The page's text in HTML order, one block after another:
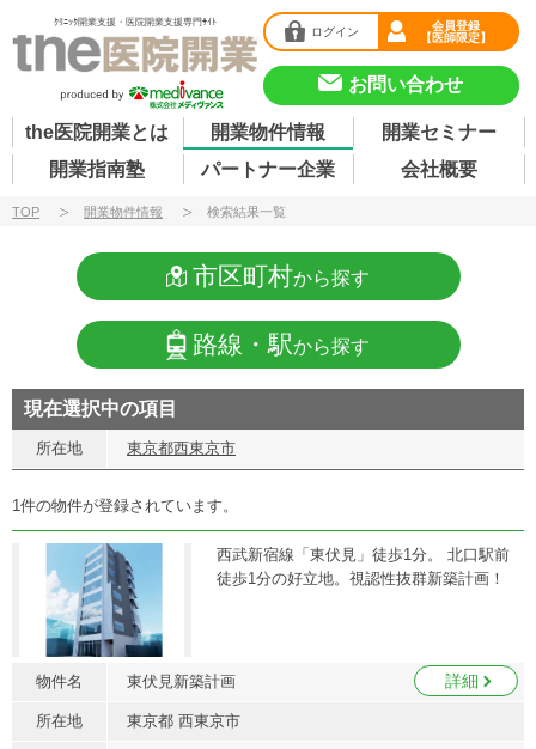
ｸﾘﾆｯｸ開業支援・医院開業支援専門ｻｲﾄ
ログイン
会員登録
【医師限定】
お問い合わせ
the医院開業とは 開業物件情報
開業セミナー
開業指南塾
パートナー企業 会社概要
TOP 開業物件情報 検索結果一覧
市区町村から探す
路線・駅から探す
現在選択中の項目
所在地 東京都西東京市
1件の物件が登録されています。
西武新宿線「東伏見」徒歩1分。 北口駅前
徒歩1分の好立地。視認性抜群新築計画！
物件名 東伏見新築計画 詳細
所在地 東京都 西東京市